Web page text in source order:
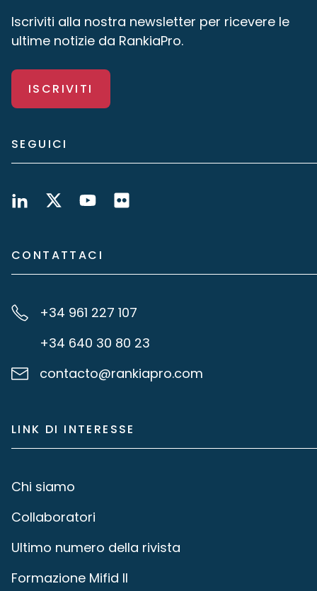
Iscriviti alla nostra newsletter per ricevere le
ultime notizie da RankiaPro.
ISCRIVITI
SEGUICI
CONTATTACI
+34 961 227 107
+34 640 30 80 23
contacto@rankiapro.com
LINK DI INTERESSE
Chi siamo
Collaboratori
Ultimo numero della rivista
Formazione Mifid II